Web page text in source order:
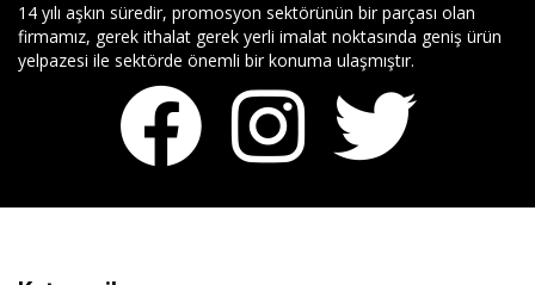
14 yılı aşkın süredir, promosyon sektörünün bir parçası olan
firmamız, gerek ithalat gerek yerli imalat noktasında geniş ürün
yelpazesi ile sektörde önemli bir konuma ulaşmıştır.